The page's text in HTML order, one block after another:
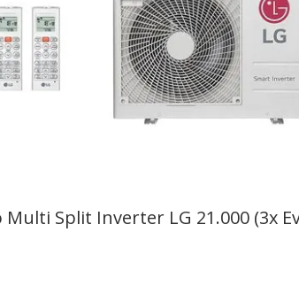
Split Inverter LG 21.000 (3x